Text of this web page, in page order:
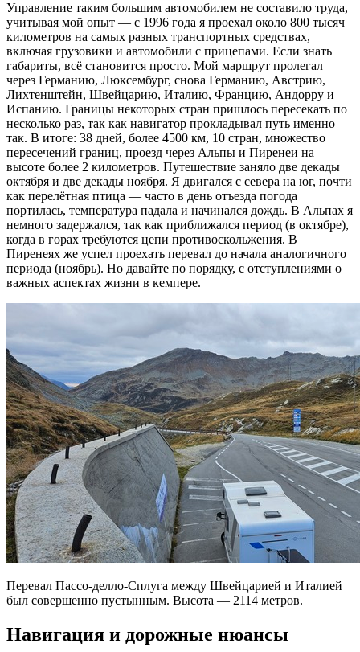
Управление таким большим автомобилем не составило труда,
учитывая мой опыт — с 1996 года я проехал около 800 тысяч
километров на самых разных транспортных средствах,
включая грузовики и автомобили с прицепами. Если знать
габариты, всё становится просто. Мой маршрут пролегал
через Германию, Люксембург, снова Германию, Австрию,
Лихтенштейн, Швейцарию, Италию, Францию, Андорру и
Испанию. Границы некоторых стран пришлось пересекать по
несколько раз, так как навигатор прокладывал путь именно
так. В итоге: 38 дней, более 4500 км, 10 стран, множество
пересечений границ, проезд через Альпы и Пиренеи на
высоте более 2 километров. Путешествие заняло две декады
октября и две декады ноября. Я двигался с севера на юг, почти
как перелётная птица — часто в день отъезда погода
портилась, температура падала и начинался дождь. В Альпах я
немного задержался, так как приближался период (в октябре),
когда в горах требуются цепи противоскольжения. В
Пиренеях же успел проехать перевал до начала аналогичного
периода (ноябрь). Но давайте по порядку, с отступлениями о
важных аспектах жизни в кемпере.
Перевал Пассо-делло-Сплуга между Швейцарией и Италией
был совершенно пустынным. Высота — 2114 метров.
Навигация и дорожные нюансы